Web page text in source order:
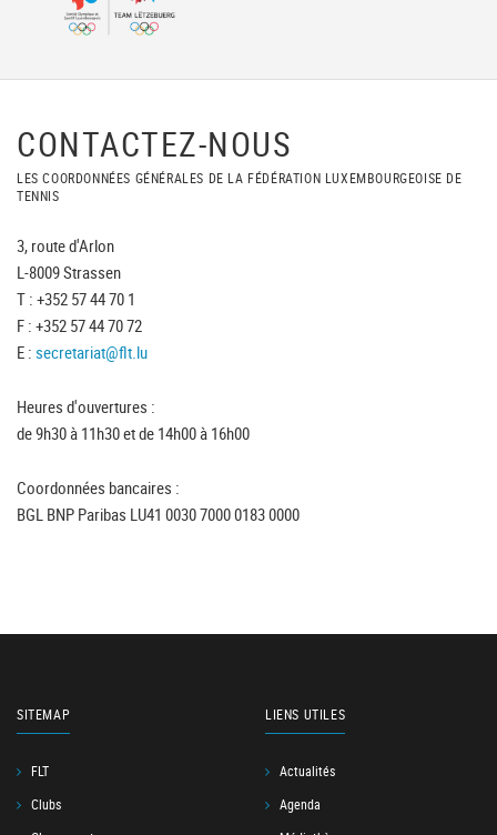
CONTACTEZ-NOUS
LES COORDONNÉES GÉNÉRALES DE LA FÉDÉRATION LUXEMBOURGEOISE DE
TENNIS
3, route d'Arlon
L-8009 Strassen
T : +352 57 44 70 1
F : +352 57 44 70 72
E : secretariat@flt.lu
Heures d'ouvertures :
de 9h30 à 11h30 et de 14h00 à 16h00
Coordonnées bancaires :
BGL BNP Paribas LU41 0030 7000 0183 0000
SITEMAP
FLT
Clubs
LIENS UTILES
Actualités
Agenda